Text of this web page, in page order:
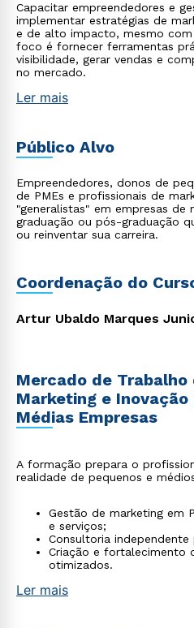
Capacitar empreendedores e
implementar estratégias de
e de alto impacto, mesmo
foco é fornecer ferramentas
visibilidade, gerar vendas e
no mercado.
Ler mais
Público Alvo
Empreendedores, donos de
de PMEs e profissionais de
"generalistas" em empresas de
graduação ou pós-graduação
ou reinventar sua carreira.
Coordenação do
Artur Ubaldo Marques
Mercado de Trabalho
Marketing e Inovação
Médias Empresas
A formação prepara o
realidade de pequenos e
Gestão de marketing em
e serviços;
Consultoria independente
Criação e fortalecimento
otimizados.
Ler mais